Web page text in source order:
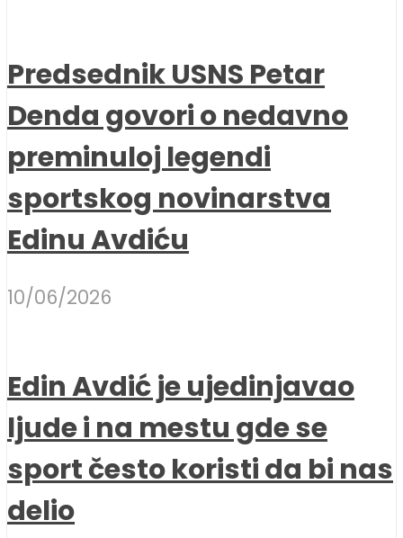
Predsednik USNS Petar
Denda govori o nedavno
preminuloj legendi
sportskog novinarstva
Edinu Avdiću
10/06/2026
Edin Avdić je ujedinjavao
ljude i na mestu gde se
sport često koristi da bi nas
delio